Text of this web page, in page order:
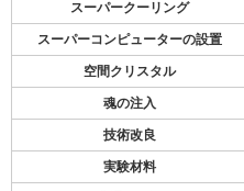
スーパークーリング
スーパーコンピューターの設置
空間クリスタル
魂の注入
技術改良
実験材料